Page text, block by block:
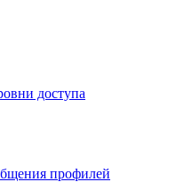
доступа
профилей